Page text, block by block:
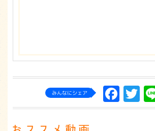
みんなにシェア